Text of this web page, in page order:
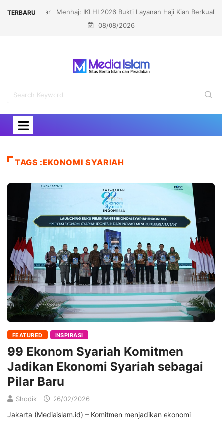
TERBARU
Menhaj: IKLHI 2026 Bukti Layanan Haji Kian Berkualitas
08/08/2026
TAGS :EKONOMI SYARIAH
FEATURED INSPIRASI
99 Ekonom Syariah Komitmen
Jadikan Ekonomi Syariah sebagai
Pilar Baru
Shodik 26/02/2026
Jakarta (Mediaislam.id) – Komitmen menjadikan ekonomi